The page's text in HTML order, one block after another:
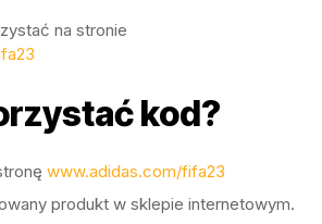
na stronie
kod?
www.adidas.com/fifa23
produkt w sklepie internetowym.